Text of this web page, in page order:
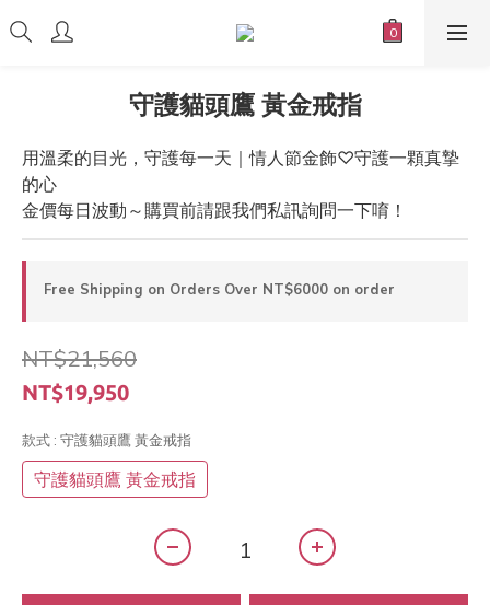
守護貓頭鷹 黃金戒指
用溫柔的目光，守護每一天｜情人節金飾♡守護一顆真摯
的心
金價每日波動～購買前請跟我們私訊詢問一下唷！
Free Shipping on Orders Over NT$6000 on order
NT$21,560
NT$19,950
款式 : 守護貓頭鷹 黃金戒指
守護貓頭鷹 黃金戒指